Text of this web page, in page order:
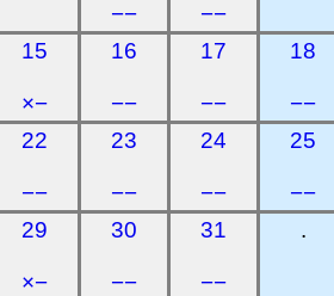
−− −−
15
×−
16
−−
17
−−
18
−−
22
−−
23
−−
24
−−
25
−−
29
×−
30
−−
31
−−
.